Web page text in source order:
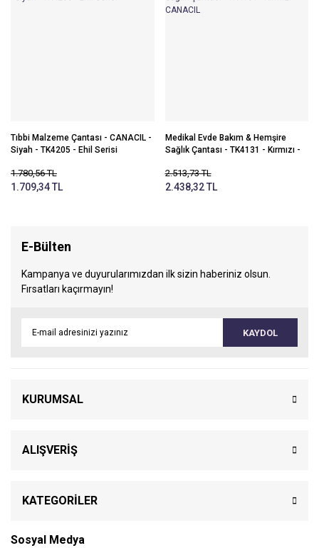
Tıbbi Malzeme Çantası - CANACIL -
Siyah - TK4205 - Ehil Serisi
1.780,56 TL
1.709,34 TL
Medikal Evde Bakım & Hemşire
Sağlık Çantası - TK4131 - Kırmızı -
2.513,73 TL
2.438,32 TL
E-Bülten
Kampanya ve duyurularımızdan ilk sizin haberiniz olsun.
Fırsatları kaçırmayın!
KAYDOL
KURUMSAL
ALIŞVERİŞ
KATEGORİLER
Sosyal Medya